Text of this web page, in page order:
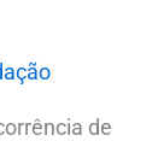
de